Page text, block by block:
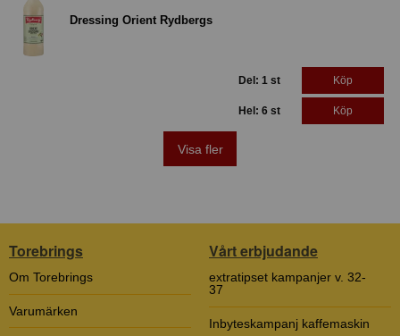
Dressing Orient Rydbergs
Del: 1 st Köp
Hel: 6 st Köp
Visa fler
Torebrings
Om Torebrings
Varumärken
Vårt erbjudande
extratipset kampanjer v. 32-
37
Inbyteskampanj kaffemaskin